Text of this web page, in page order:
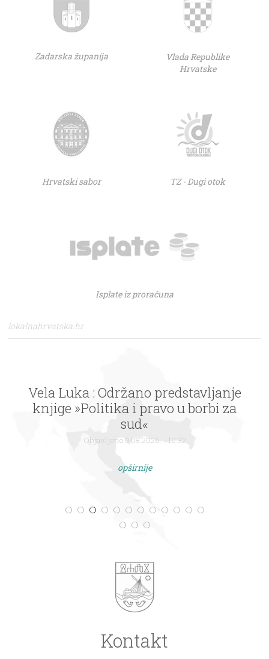
Zadarska županija
Vlada Republike
Hrvatske
Hrvatski sabor TZ - Dugi otok
Isplate iz proračuna
lokalnahrvatska.hr
Vela Luka : Održano predstavljanje
knjige »Politika i pravo u borbi za
sud«
Objavljeno 9.08.2026. - 10:32
opširnije
Kontakt